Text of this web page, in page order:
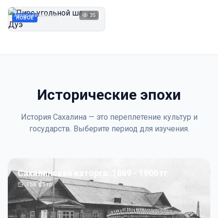
НОВОЕ 1923
Автор неизвестен 35
Исторические эпохи
История Сахалина — это переплетение культур и
государств. Выберите период для изучения.
Сахалинская каторга: 1869 - 1906 гг
156фото